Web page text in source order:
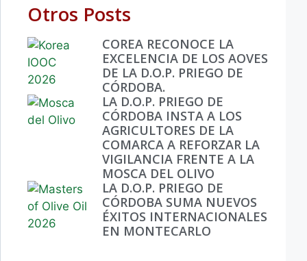
Otros Posts
COREA RECONOCE LA
EXCELENCIA DE LOS AOVES
DE LA D.O.P. PRIEGO DE
CÓRDOBA.
LA D.O.P. PRIEGO DE
CÓRDOBA INSTA A LOS
AGRICULTORES DE LA
COMARCA A REFORZAR LA
VIGILANCIA FRENTE A LA
MOSCA DEL OLIVO
LA D.O.P. PRIEGO DE
CÓRDOBA SUMA NUEVOS
ÉXITOS INTERNACIONALES
EN MONTECARLO